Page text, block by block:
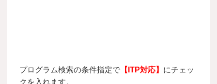
プログラム検索の条件指定で 【ITP対応】 にチェッ
クを入れます。